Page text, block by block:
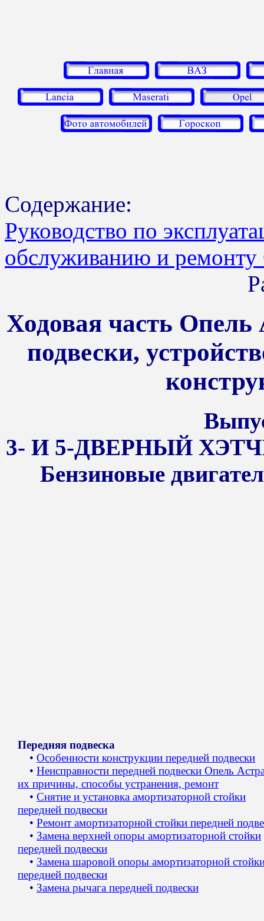
Содержание:
Руководство по
обслуживанию и
Ходовая часть Опель
подвески,
3- И 5-ДВЕРНЫЙ
Бензиновые
Передняя подвеска
• Особенности конструкции передней подвески
• Неисправности передней подвески Опель
их причины, способы устранения, ремонт
• Снятие и установка амортизаторной стойки
передней подвески
• Ремонт амортизаторной стойки передней
• Замена верхней опоры амортизаторной стойки
передней подвески
• Замена шаровой опоры амортизаторной
передней подвески
• Замена рычага передней подвески